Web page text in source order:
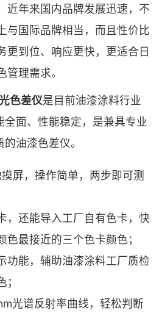
近年来国内品牌发展迅速，不
与国际品牌相当，而且性价比
更到位、响应更快，更适合日
管理需求。
色差仪是目前油漆涂料行业
全面、性能稳定，是兼具专业
油漆色差仪。
屏，操作简单，两步即可测
，还能导入工厂自有色卡，快
色最接近的三个色卡颜色；
功能，辅助油漆涂料工厂质检
光谱反射率曲线，轻松判断